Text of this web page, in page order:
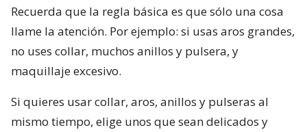
Recuerda que la regla básica es que sólo una cosa
llame la atención. Por ejemplo: si usas aros grandes,
no uses collar, muchos anillos y pulsera, y
maquillaje excesivo.
Si quieres usar collar, aros, anillos y pulseras al
mismo tiempo, elige unos que sean delicados y